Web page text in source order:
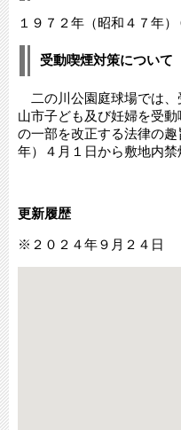
１９７２年（昭和４７年）
受動喫煙対策について
二の川公園庭球場では
山市子ども及び妊婦を受
の一部を改正する法律の
年）４月１日から敷地内禁
更新履歴
※２０２４年９月２４日